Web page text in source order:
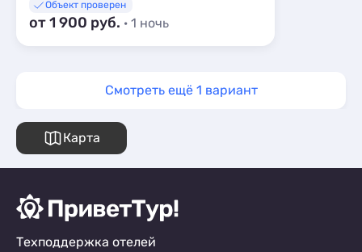
Объект проверен
от 1 900 руб. · 1 ночь
Смотреть ещё 1 вариант
Карта
Техподдержка отелей